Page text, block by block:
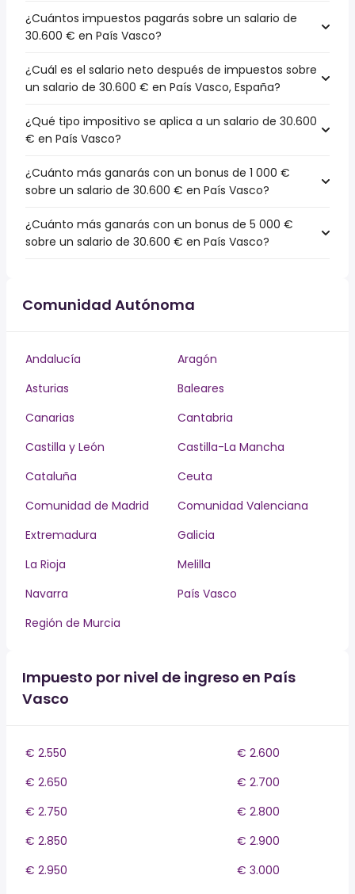
¿Cuántos impuestos pagarás sobre un salario de
30.600 € en País Vasco?
¿Cuál es el salario neto después de impuestos sobre
un salario de 30.600 € en País Vasco, España?
¿Qué tipo impositivo se aplica a un salario de 30.600
€ en País Vasco?
¿Cuánto más ganarás con un bonus de 1 000 €
sobre un salario de 30.600 € en País Vasco?
¿Cuánto más ganarás con un bonus de 5 000 €
sobre un salario de 30.600 € en País Vasco?
Comunidad Autónoma
Andalucía
Aragón
Asturias
Baleares
Canarias
Cantabria
Castilla y León
Castilla-La Mancha
Cataluña
Ceuta
Comunidad de Madrid
Comunidad Valenciana
Extremadura
Galicia
La Rioja
Melilla
Navarra
País Vasco
Región de Murcia
Impuesto por nivel de ingreso en País
Vasco
€ 2.550
€ 2.600
€ 2.650
€ 2.700
€ 2.750
€ 2.800
€ 2.850
€ 2.900
€ 2.950
€ 3.000